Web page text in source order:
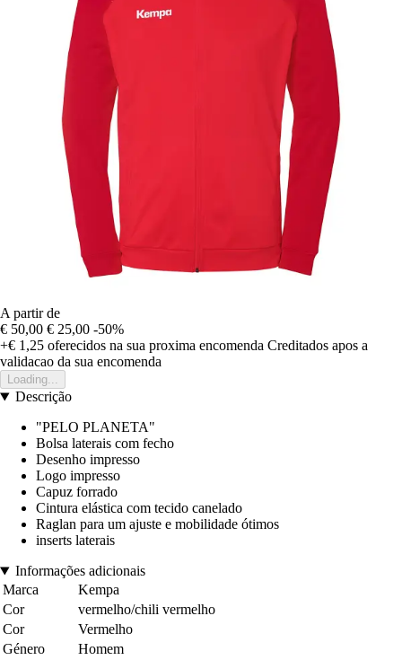
A partir de
€ 50,00 € 25,00 -50%
+€ 1,25 oferecidos na sua proxima encomenda Creditados apos a
validacao da sua encomenda
Loading...
Descrição
"PELO PLANETA"
Bolsa laterais com fecho
Desenho impresso
Logo impresso
Capuz forrado
Cintura elástica com tecido canelado
Raglan para um ajuste e mobilidade ótimos
inserts laterais
Informações adicionais
Marca
Kempa
Cor
vermelho/chili vermelho
Cor
Vermelho
Género
Homem